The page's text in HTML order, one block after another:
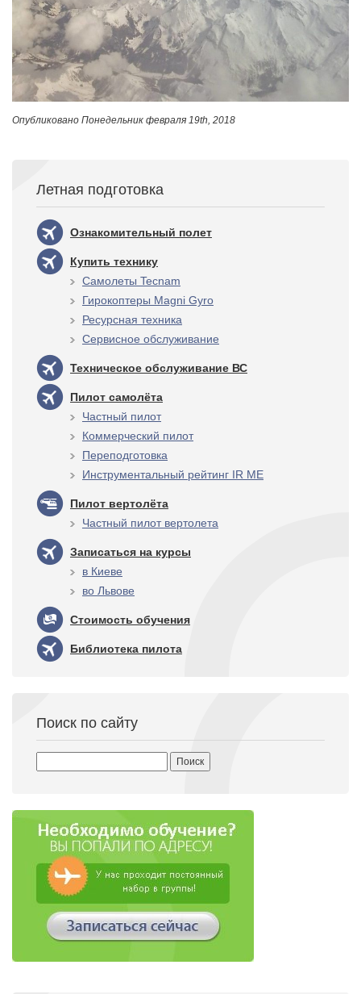
Опубликовано Понедельник февраля 19th, 2018
Летная подготовка
Ознакомительный полет
Купить технику
Самолеты Tecnam
Гирокоптеры Magni Gyro
Ресурсная техника
Сервисное обслуживание
Техническое обслуживание ВС
Пилот самолёта
Частный пилот
Коммерческий пилот
Переподготовка
Инструментальный рейтинг IR ME
Пилот вертолёта
Частный пилот вертолета
Записаться на курсы
в Киеве
во Львове
Стоимость обучения
Библиотека пилота
Поиск по сайту